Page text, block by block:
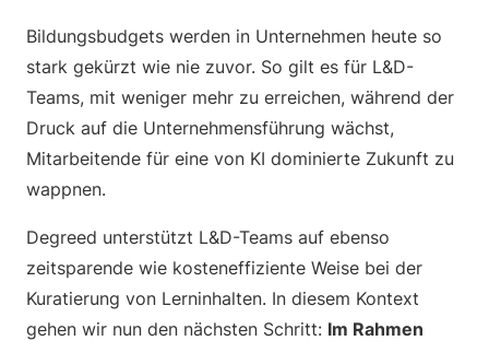
Bildungsbudgets werden in Unternehmen heute so
stark gekürzt wie nie zuvor. So gilt es für L&D-
Teams, mit weniger mehr zu erreichen, während der
Druck auf die Unternehmensführung wächst,
Mitarbeitende für eine von KI dominierte Zukunft zu
wappnen.
Degreed unterstützt L&D-Teams auf ebenso
zeitsparende wie kosteneffiziente Weise bei der
Kuratierung von Lerninhalten. In diesem Kontext
gehen wir nun den nächsten Schritt: Im Rahmen